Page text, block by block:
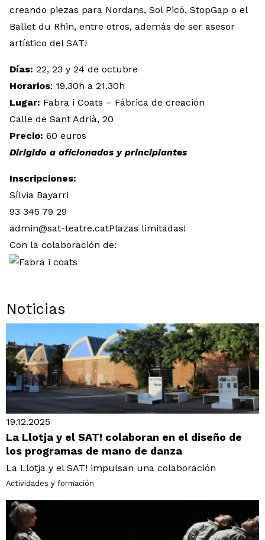
creando piezas para Nordans, Sol Picó, StopGap o el
Ballet du Rhin, entre otros, además de ser asesor
artístico del SAT!
Días: 22, 23 y 24 de octubre
Horarios: 19.30h a 21.30h
Lugar: Fabra i Coats – Fábrica de creación
Calle de Sant Adrià, 20
Precio: 60 euros
Dirigido a aficionados y principiantes
Inscripciones:
Sílvia Bayarri
93 345 79 29
admin@sat-teatre.catPlazas limitadas!
Con la colaboración de:
Noticias
19.12.2025
La Llotja y el SAT! colaboran en el diseño de
los programas de mano de danza
La Llotja y el SAT! impulsan una colaboración
Actividades y formación